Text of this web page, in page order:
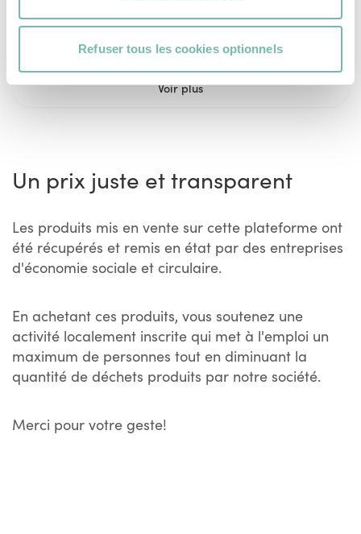
Refuser tous les cookies optionnels
Voir plus
Un prix juste et transparent
Les produits mis en vente sur cette plateforme ont
été récupérés et remis en état par des entreprises
d'économie sociale et circulaire.
En achetant ces produits, vous soutenez une
activité localement inscrite qui met à l'emploi un
maximum de personnes tout en diminuant la
quantité de déchets produits par notre société.
Merci pour votre geste!